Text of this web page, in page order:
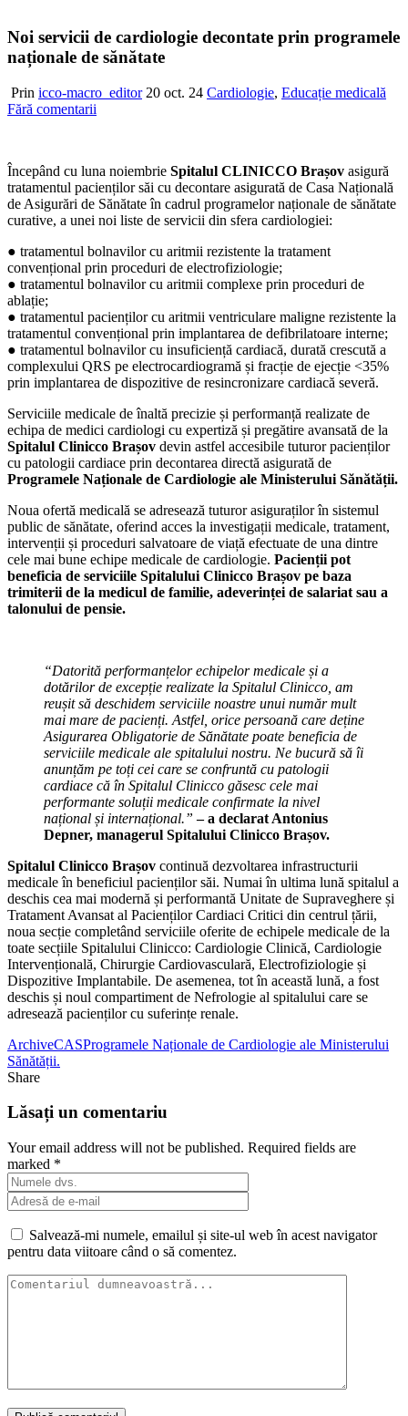
Noi servicii de cardiologie decontate prin programele
naționale de sănătate
Prin icco-macro_editor 20 oct. 24 Cardiologie, Educație medicală
Fără comentarii
Începând cu luna noiembrie Spitalul CLINICCO Brașov asigură
tratamentul pacienților săi cu decontare asigurată de Casa Națională
de Asigurări de Sănătate în cadrul programelor naționale de sănătate
curative, a unei noi liste de servicii din sfera cardiologiei:
● tratamentul bolnavilor cu aritmii rezistente la tratament
convențional prin proceduri de electrofiziologie;
● tratamentul bolnavilor cu aritmii complexe prin proceduri de
ablație;
● tratamentul pacienților cu aritmii ventriculare maligne rezistente la
tratamentul convențional prin implantarea de defibrilatoare interne;
● tratamentul bolnavilor cu insuficiență cardiacă, durată crescută a
complexului QRS pe electrocardiogramă și fracție de ejecție <35%
prin implantarea de dispozitive de resincronizare cardiacă severă.
Serviciile medicale de înaltă precizie și performanță realizate de
echipa de medici cardiologi cu expertiză și pregătire avansată de la
Spitalul Clinicco Brașov devin astfel accesibile tuturor pacienților
cu patologii cardiace prin decontarea directă asigurată de
Programele Naționale de Cardiologie ale Ministerului Sănătății.
Noua ofertă medicală se adresează tuturor asiguraților în sistemul
public de sănătate, oferind acces la investigații medicale, tratament,
intervenții și proceduri salvatoare de viață efectuate de una dintre
cele mai bune echipe medicale de cardiologie. Pacienții pot
beneficia de serviciile Spitalului Clinicco Brașov pe baza
trimiterii de la medicul de familie, adeverinței de salariat sau a
talonului de pensie.
“Datorită performanțelor echipelor medicale și a
dotărilor de excepție realizate la Spitalul Clinicco, am
reușit să deschidem serviciile noastre unui număr mult
mai mare de pacienți. Astfel, orice persoană care deține
Asigurarea Obligatorie de Sănătate poate beneficia de
serviciile medicale ale spitalului nostru. Ne bucură să îi
anunțăm pe toți cei care se confruntă cu patologii
cardiace că în Spitalul Clinicco găsesc cele mai
performante soluții medicale confirmate la nivel
național și internațional.” – a declarat Antonius
Depner, managerul Spitalului Clinicco Brașov.
Spitalul Clinicco Brașov continuă dezvoltarea infrastructurii
medicale în beneficiul pacienților săi. Numai în ultima lună spitalul a
deschis cea mai modernă și performantă Unitate de Supraveghere și
Tratament Avansat al Pacienților Cardiaci Critici din centrul țării,
noua secție completând serviciile oferite de echipele medicale de la
toate secțiile Spitalului Clinicco: Cardiologie Clinică, Cardiologie
Intervențională, Chirurgie Cardiovasculară, Electrofiziologie și
Dispozitive Implantabile. De asemenea, tot în această lună, a fost
deschis și noul compartiment de Nefrologie al spitalului care se
adresează pacienților cu suferințe renale.
ArchiveCASProgramele Naționale de Cardiologie ale Ministerului
Sănătății.
Share
Lăsați un comentariu
Your email address will not be published. Required fields are
marked *
Salvează-mi numele, emailul și site-ul web în acest navigator
pentru data viitoare când o să comentez.